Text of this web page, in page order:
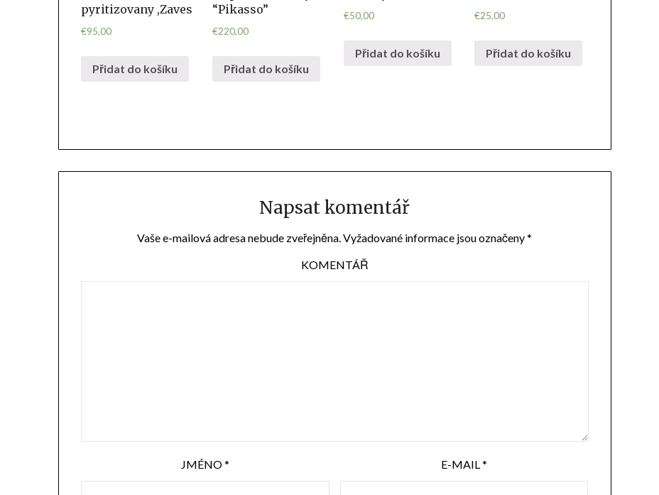
pyritizovany ,Zaves
€95,00
Přidat do košíku
“Pikasso”
€220,00
Přidat do košíku
€50,00
Přidat do košíku
€25,00
Přidat do košíku
Napsat komentář
Vaše e-mailová adresa nebude zveřejněna.Vyžadované informace jsou označeny*
KOMENTÁŘ
JMÉNO* E-MAIL*